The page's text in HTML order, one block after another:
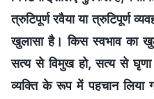
त्रुटिपूर्ण रवैया या त्रुटिपूर्ण
खुलासा है। किस स्वभाव का
सत्य से विमुख हो, सत्य से
व्यक्ति के रूप में पहचान लिया